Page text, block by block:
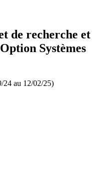
de recherche et
Systèmes
24 au 12/02/25)